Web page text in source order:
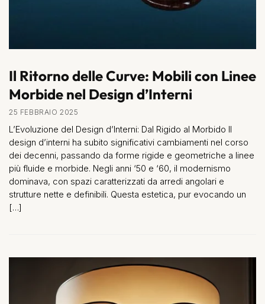
Il Ritorno delle Curve: Mobili con Linee
Morbide nel Design d’Interni
25 FEBBRAIO 2025
L’Evoluzione del Design d’Interni: Dal Rigido al Morbido Il
design d’interni ha subito significativi cambiamenti nel corso
dei decenni, passando da forme rigide e geometriche a linee
più fluide e morbide. Negli anni ‘50 e ‘60, il modernismo
dominava, con spazi caratterizzati da arredi angolari e
strutture nette e definibili. Questa estetica, pur evocando un
[…]